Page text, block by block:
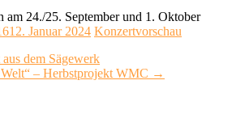
am 24./25. September und 1. Oktober
12. Januar 2024 Konzertvorschau
dem Sägewerk
– Herbstprojekt WMC →